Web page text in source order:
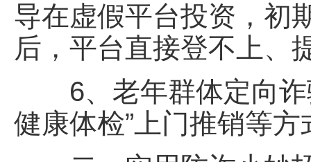
导在虚假平台投资，初
后，平台直接登不上、
6、老年群体定向诈
健康体检”上门推销等